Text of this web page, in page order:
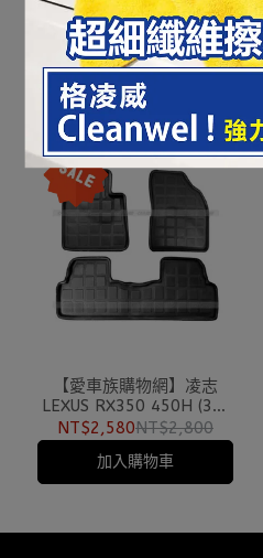
【愛車族】EVO PM2.5專
用冷氣濾網(淩志)
LEX071NC LEXUS
NT$1,120NT$1,250
加入購物車
【愛車族購物網】凌志
LEXUS RX350 450H (3片
式)大腳牌 立體拖盤式專用
腳踏墊
NT$2,580NT$2,800
加入購物車